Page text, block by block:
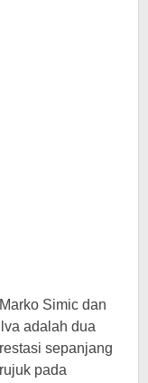
Simic dan
adalah dua
sepanjang
pada